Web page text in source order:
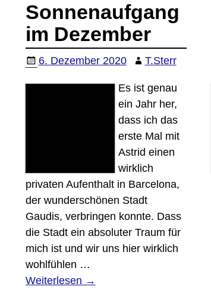
Sonnenaufgang
im Dezember
6. Dezember 2020 T.Sterr
Es ist genau
ein Jahr her,
dass ich das
erste Mal mit
Astrid einen
wirklich
privaten Aufenthalt in Barcelona,
der wunderschönen Stadt
Gaudis, verbringen konnte. Dass
die Stadt ein absoluter Traum für
mich ist und wir uns hier wirklich
wohlfühlen …
Weiterlesen →